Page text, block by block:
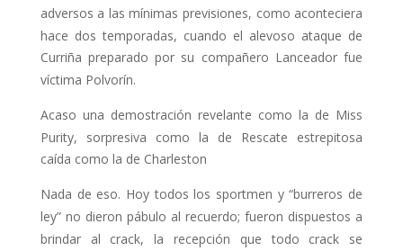
adversos a las mínimas pre­visiones, como aconteciera
hace dos temporadas, cuando el alevoso ataque de
Curriña preparado por su compañe­ro Lanceador fue
víctima Polvorín.
Acaso una demostración revelante como la de Miss
Purity, sorpresiva como la de Rescate estrepitosa
caída como la de Charleston
Nada de eso. Hoy todos los sportmen y “burreros de
ley” no dieron pábulo al recuerdo; fueron dispuestos a
brindar al crack, la recepción que todo crack se